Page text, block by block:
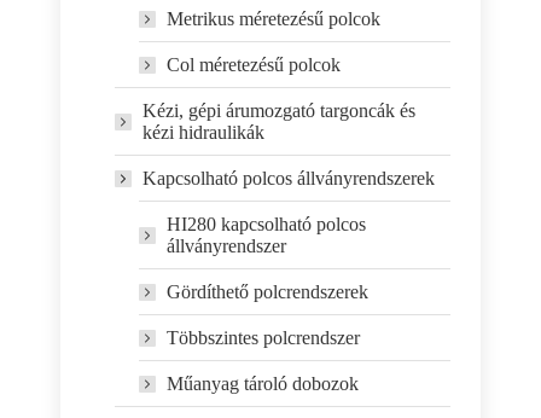
Metrikus méretezésű polcok
Col méretezésű polcok
Kézi, gépi árumozgató targoncák és
kézi hidraulikák
Kapcsolható polcos állványrendszerek
HI280 kapcsolható polcos
állványrendszer
Gördíthető polcrendszerek
Többszintes polcrendszer
Műanyag tároló dobozok